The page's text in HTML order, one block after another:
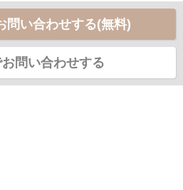
問い合わせする(無料)
問い合わせする